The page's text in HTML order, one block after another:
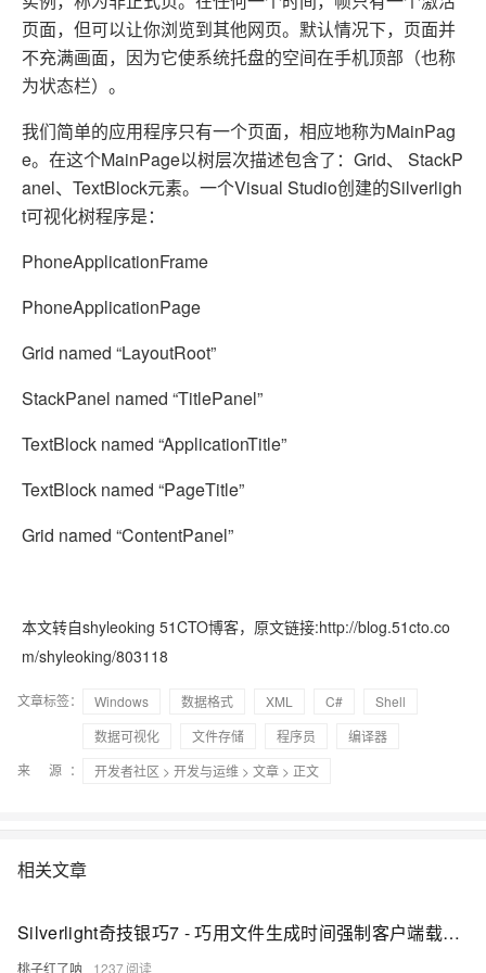
页面，但可以让你浏览到其他网页。默认情况下，页面并
不充满画面，因为它使系统托盘的空间在手机顶部（也称
为状态栏）。
我们简单的应用程序只有一个页面，相应地称为MainPag
e。在这个MainPage以树层次描述包含了：Grid、 StackP
anel、TextBlock元素。一个Visual Studio创建的Silverligh
t可视化树程序是：
PhoneApplicationFrame
PhoneApplicationPage
Grid named “LayoutRoot”
StackPanel named “TitlePanel”
TextBlock named “ApplicationTitle”
TextBlock named “PageTitle”
Grid named “ContentPanel”
本文转自shyleoking 51CTO博客，原文链接:http://blog.51cto.co
m/shyleoking/803118
文章标签： Windows 数据格式 XML C#
Shell
数据可视化
文件存储 程序员
编译器
来 源：
开发者社区 > 开发与运维 > 文章 > 正文
相关文章
Silverlight奇技银巧7 - 巧用文件生成时间强制客户端载入最新xap文件
桃子红了呐 1237